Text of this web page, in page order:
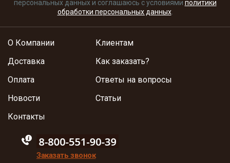
персональных данных и соглашаюсь с условиями политики
обработки персональных данных.
О Компании
Доставка
Оплата
Новости
Клиентам
Как заказать?
Ответы на вопросы
Статьи
Контакты
88005555550
Заказать звонок